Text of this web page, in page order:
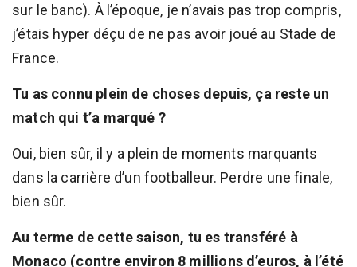
sur le banc). À l’époque, je n’avais pas trop compris,
j’étais hyper déçu de ne pas avoir joué au Stade de
France.
Tu as connu plein de choses depuis, ça reste un
match qui t’a marqué ?
Oui, bien sûr, il y a plein de moments marquants
dans la carrière d’un footballeur. Perdre une finale,
bien sûr.
Au terme de cette saison, tu es transféré à
Monaco (contre environ 8 millions d’euros, à l’été